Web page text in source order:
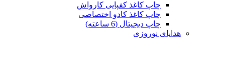
چاپ کاغذ کفپایی کارواش
چاپ کاغذ کادو اختصاصی
چاپ دیجیتال (6 ساعته)
هدایای نوروزی